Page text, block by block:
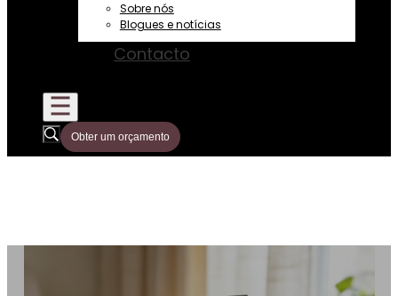
Sobre nós
Blogues e notícias
Contacto
Obter um orçamento